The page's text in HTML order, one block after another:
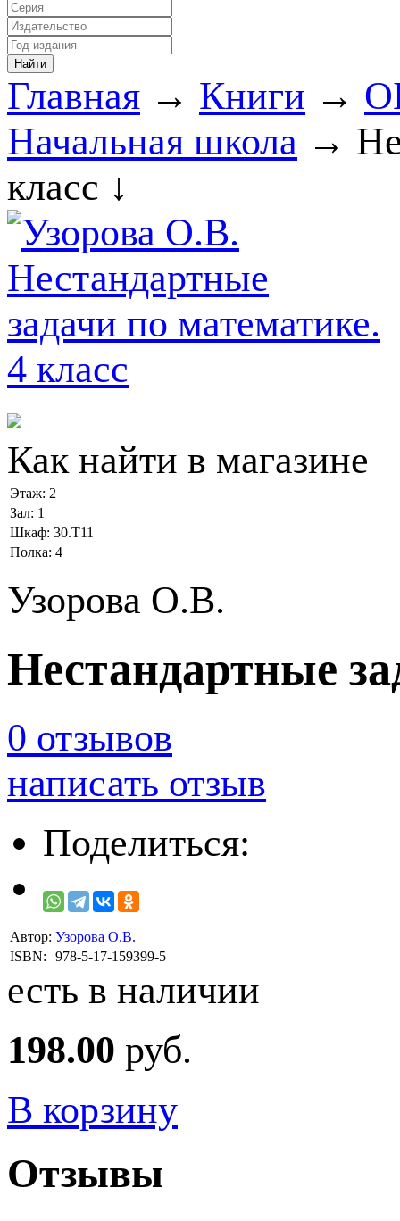
Главная → Книги →
Начальная школа →
класс ↓
Как найти в магазине
Этаж: 2
Зал: 1
Шкаф: 30.Т11
Полка: 4
Узорова О.В.
Нестандартные
0 отзывов
написать отзыв
Поделиться:
Автор: Узорова О.В.
ISBN:
978-5-17-159399-5
есть в наличии
198.00 руб.
В корзину
Отзывы